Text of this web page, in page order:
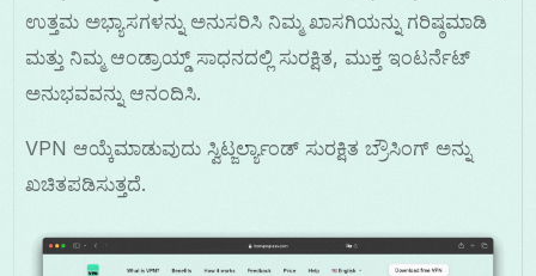
ಉತ್ತಮ ಅಭ್ಯಾಸಗಳನ್ನು ಅನುಸರಿಸಿ ನಿಮ್ಮ ಖಾಸಗಿಯನ್ನು ಗರಿಷ್ಠಮಾಡಿ
ಮತ್ತು ನಿಮ್ಮ ಆಂಡ್ರಾಯ್ಡ್ ಸಾಧನದಲ್ಲಿ ಸುರಕ್ಷಿತ, ಮುಕ್ತ ಇಂಟರ್ನೆಟ್
ಅನುಭವವನ್ನು ಆನಂದಿಸಿ.
VPN ಆಯ್ಕೆಮಾಡುವುದು ಸ್ವಿಟ್ಜರ್ಲ್ಯಾಂಡ್ ಸುರಕ್ಷಿತ ಬ್ರೌಸಿಂಗ್ ಅನ್ನು
ಖಚಿತಪಡಿಸುತ್ತದೆ.